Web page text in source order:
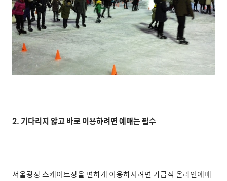
2. 기다리지 않고 바로 이용하려면 예매는 필수
서울광장 스케이트장을 편하게 이용하시려면 가급적 온라인예몌